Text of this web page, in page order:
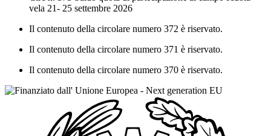
vela 21- 25 settembre 2026
Il contenuto della circolare numero 372 è riservato.
Il contenuto della circolare numero 371 è riservato.
Il contenuto della circolare numero 370 è riservato.